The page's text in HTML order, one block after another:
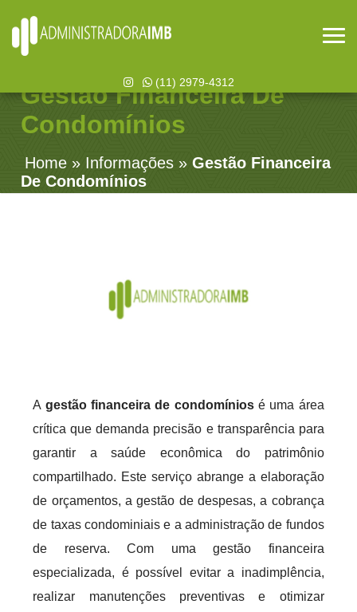
(11) 2979-4312
Gestão Financeira De
Condomínios
Home » Informações »Gestão Financeira
De Condomínios
A gestão financeira de condomíniosé uma área
crítica que demanda precisão e transparência para
garantir a saúde econômica do patrimônio
compartilhado. Este serviço abrange a elaboração
de orçamentos, a gestão de despesas, a cobrança
de taxas condominiais e a administração de fundos
de reserva. Com uma gestão financeira
especializada, é possível evitar a inadimplência,
realizar manutenções preventivas e otimizar